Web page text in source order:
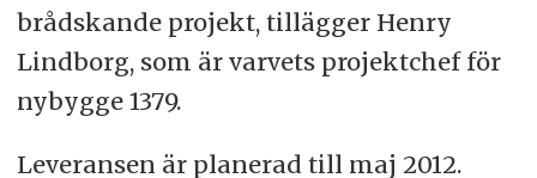
brådskande projekt, tillägger Henry
Lindborg, som är varvets projektchef för
nybygge 1379.
Leveransen är planerad till maj 2012.